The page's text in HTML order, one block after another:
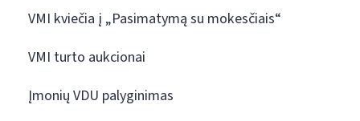
VMI kviečia į „Pasimatymą su mokesčiais“
VMI turto aukcionai
Įmonių VDU palyginimas